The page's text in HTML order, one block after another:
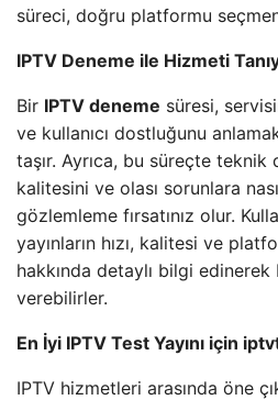
süreci, doğru platformu
IPTV Deneme ile Hizmeti
Bir IPTV deneme süresi,
ve kullanıcı dostluğunu
taşır. Ayrıca, bu süreçte
kalitesini ve olası sorunlara
gözlemleme fırsatınız olur.
yayınların hızı, kalitesi ve
hakkında detaylı bilgi
verebilirler.
En İyi IPTV Test Yayını için
IPTV hizmetleri arasında öne